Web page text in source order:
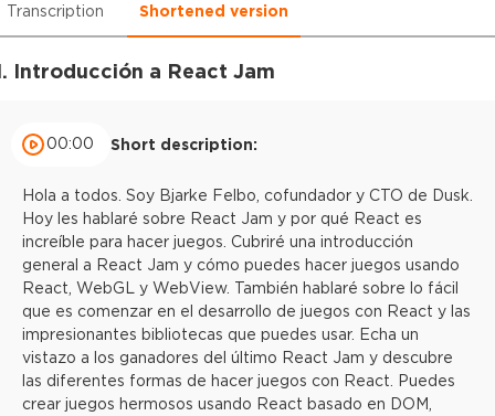
Transcription Shortened version
Introducción a React Jam
00:00 Short description:
Hola a todos. Soy Bjarke Felbo, cofundador y CTO de Dusk.
Hoy les hablaré sobre React Jam y por qué React es
increíble para hacer juegos. Cubriré una introducción
general a React Jam y cómo puedes hacer juegos usando
React, WebGL y WebView. También hablaré sobre lo fácil
que es comenzar en el desarrollo de juegos con React y las
impresionantes bibliotecas que puedes usar. Echa un
vistazo a los ganadores del último React Jam y descubre
las diferentes formas de hacer juegos con React. Puedes
crear juegos hermosos usando React basado en DOM,